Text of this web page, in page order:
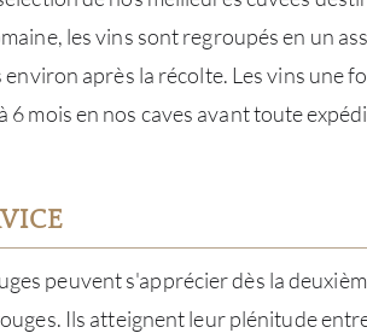
les vins sont regroupés en un
environ après la récolte. Les vins une
6 mois en nos caves avant toute
peuvent s'apprécier dès la
Ils atteignent leur plénitude